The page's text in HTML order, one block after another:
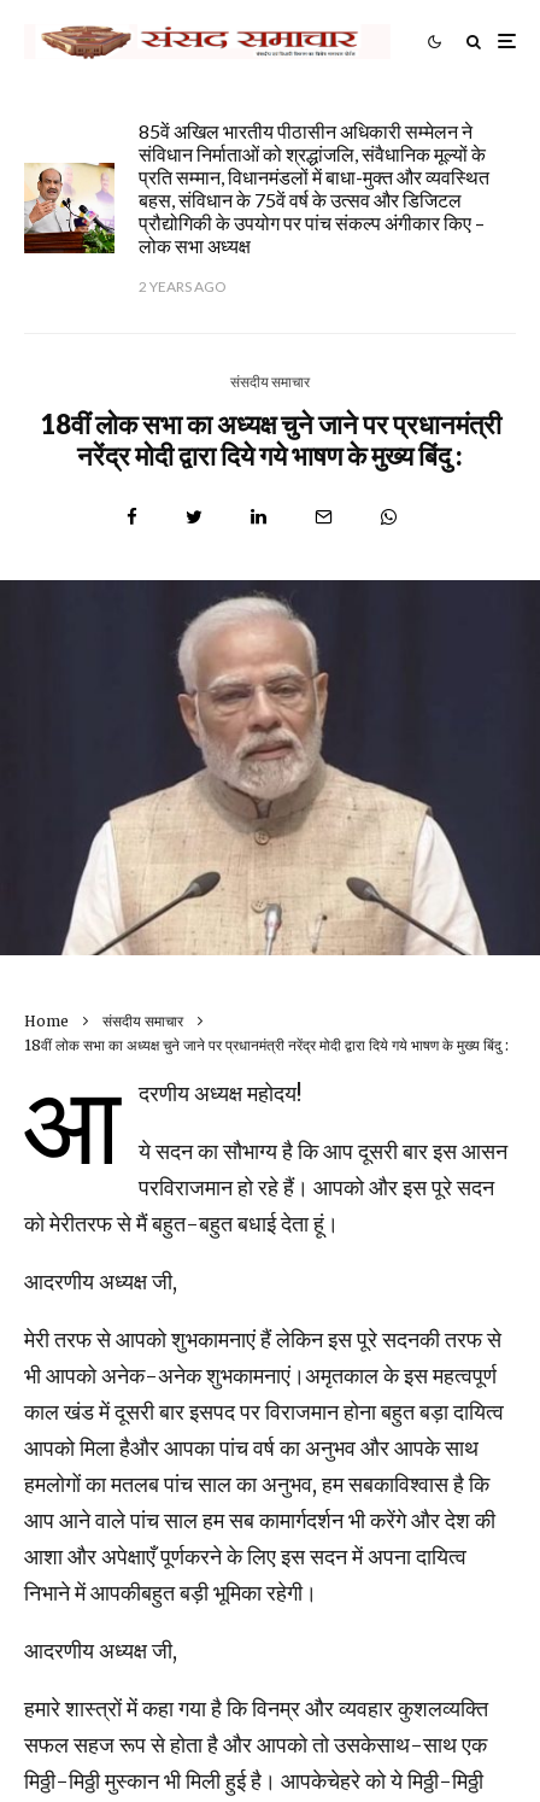
85वें अखिल भारतीय पीठासीन अधिकारी सम्मेलन ने
संविधान निर्माताओं को श्रद्धांजलि, संवैधानिक मूल्यों के
प्रति सम्मान, विधानमंडलों में बाधा-मुक्त और व्यवस्थित
बहस, संविधान के 75वें वर्ष के उत्सव और डिजिटल
प्रौद्योगिकी के उपयोग पर पांच संकल्प अंगीकार किए –
लोक सभा अध्यक्ष
2 YEARS AGO
संसदीय समाचार
18वीं लोक सभा का अध्यक्ष चुने जाने पर प्रधानमंत्री
नरेंद्र मोदी द्वारा दिये गये भाषण के मुख्य बिंदु :
Home
संसदीय समाचार
18वीं लोक सभा का अध्यक्ष चुने जाने पर प्रधानमंत्री नरेंद्र मोदी द्वारा दिये गये भाषण के मुख्य बिंदु :
आ दरणीय अध्यक्ष महोदय!
ये सदन का सौभाग्य है कि आप दूसरी बार इस आसन
परविराजमान हो रहे हैं। आपको और इस पूरे सदन
को मेरीतरफ से मैं बहुत-बहुत बधाई देता हूं।
आदरणीय अध्यक्ष जी,
मेरी तरफ से आपको शुभकामनाएं हैं लेकिन इस पूरे सदनकी तरफ से
भी आपको अनेक-अनेक शुभकामनाएं।अमृतकाल के इस महत्वपूर्ण
काल खंड में दूसरी बार इसपद पर विराजमान होना बहुत बड़ा दायित्व
आपको मिला हैऔर आपका पांच वर्ष का अनुभव और आपके साथ
हमलोगों का मतलब पांच साल का अनुभव, हम सबकाविश्वास है कि
आप आने वाले पांच साल हम सब कामार्गदर्शन भी करेंगे और देश की
आशा और अपेक्षाएँ पूर्णकरने के लिए इस सदन में अपना दायित्व
निभाने में आपकीबहुत बड़ी भूमिका रहेगी।
आदरणीय अध्यक्ष जी,
हमारे शास्‍त्रों में कहा गया है कि विनम्र और व्यवहार कुशलव्यक्ति
सफल सहज रूप से होता है और आपको तो उसकेसाथ-साथ एक
मिठ्ठी-मिठ्ठी मुस्कान भी मिली हुई है। आपकेचेहरे को ये मिठ्ठी-मिठ्ठी